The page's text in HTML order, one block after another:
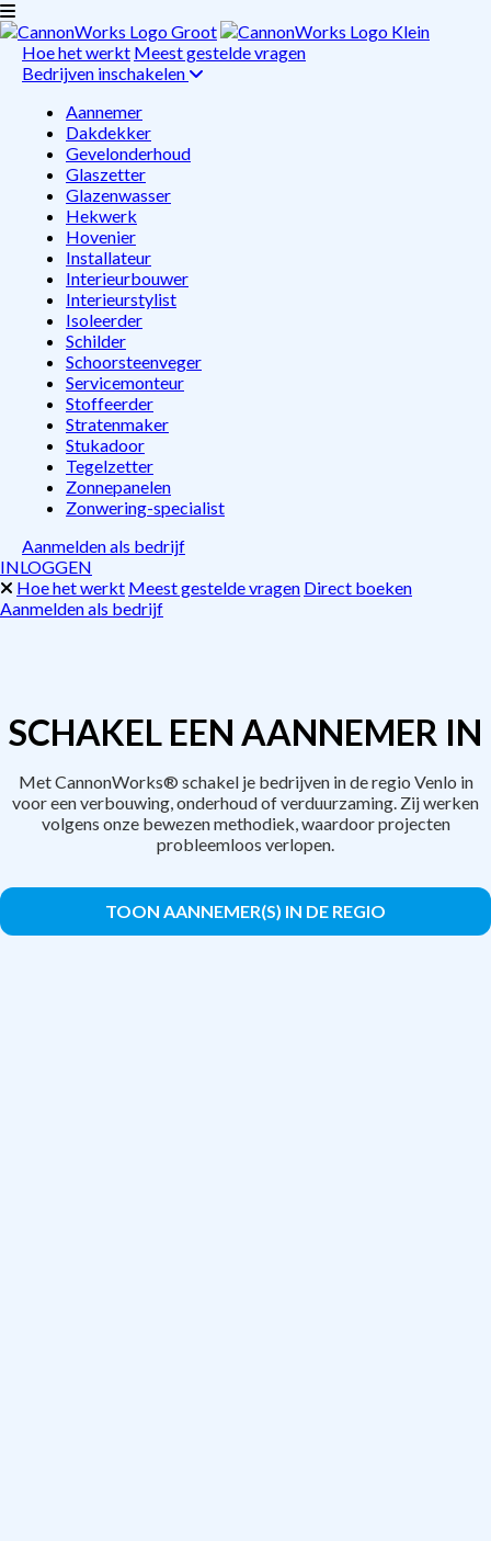
Hoe het werkt Meest gestelde vragen
Bedrijven inschakelen
Aannemer
Dakdekker
Gevelonderhoud
Glaszetter
Glazenwasser
Hekwerk
Hovenier
Installateur
Interieurbouwer
Interieurstylist
Isoleerder
Schilder
Schoorsteenveger
Servicemonteur
Stoffeerder
Stratenmaker
Stukadoor
Tegelzetter
Zonnepanelen
Zonwering-specialist
Aanmelden als bedrijf
INLOGGEN
Hoe het werkt Meest gestelde vragen Direct boeken
Aanmelden als bedrijf
SCHAKEL EEN AANNEMER IN
Met CannonWorks® schakel je bedrijven in de regio Venlo in
voor een verbouwing, onderhoud of verduurzaming. Zij werken
volgens onze bewezen methodiek, waardoor projecten
probleemloos verlopen.
TOON AANNEMER(S) IN DE REGIO